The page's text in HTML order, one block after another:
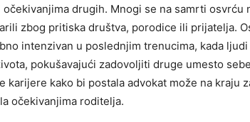
drugih. Mnogi se na samrti osvrću
zbog pritiska društva, porodice ili prijatelja.
intenzivan u poslednjim trenucima, kada ljudi
pokušavajući zadovoljiti druge umesto
karijere kako bi postala advokat može na kraju
očekivanjima roditelja.